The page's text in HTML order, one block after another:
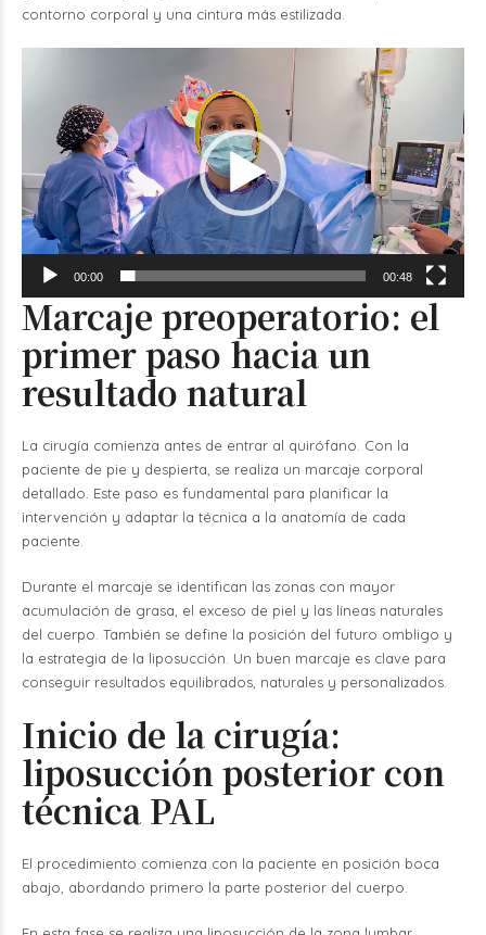
contorno corporal y una cintura más estilizada.
00:00 00:48
Marcaje preoperatorio: el
primer paso hacia un
resultado natural
La cirugía comienza antes de entrar al quirófano. Con la
paciente de pie y despierta, se realiza un marcaje corporal
detallado. Este paso es fundamental para planificar la
intervención y adaptar la técnica a la anatomía de cada
paciente.
Durante el marcaje se identifican las zonas con mayor
acumulación de grasa, el exceso de piel y las líneas naturales
del cuerpo. También se define la posición del futuro ombligo y
la estrategia de la liposucción. Un buen marcaje es clave para
conseguir resultados equilibrados, naturales y personalizados.
Inicio de la cirugía:
liposucción posterior con
técnica PAL
El procedimiento comienza con la paciente en posición boca
abajo, abordando primero la parte posterior del cuerpo.